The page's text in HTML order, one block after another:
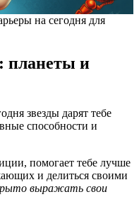
на сегодня для
планеты и
звезды дарят тебе
способности и
помогает тебе лучше
и делиться своими
выражать свои